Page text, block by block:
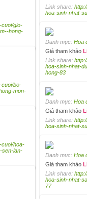
Link share:
hoa-sinh-nhat-
cuoi/gio-
hong-
Danh mục: Hoa
Giá tham khảo
Link share:
hoa-sinh-nhat-
hong-83
cuoi/bo-
mon-
Danh mục: Hoa
Giá tham khảo
Link share:
hoa-sinh-nhat-
cuoi/hoa-
sen-lan-
Danh mục: Hoa
Giá tham khảo
Link share:
hoa-sinh-nhat-
77